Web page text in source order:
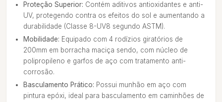
Proteção Superior: Contém aditivos antioxidantes e anti-
UV, protegendo contra os efeitos do sol e aumentando a
durabilidade (Classe 8-UV8 segundo ASTM).
Mobilidade: Equipado com 4 rodízios giratórios de
200mm em borracha maciça sendo, com núcleo de
polipropileno e garfos de aço com tratamento anti-
corrosão.
Basculamento Prático: Possui munhão em aço com
pintura epóxi, ideal para basculamento em caminhões de